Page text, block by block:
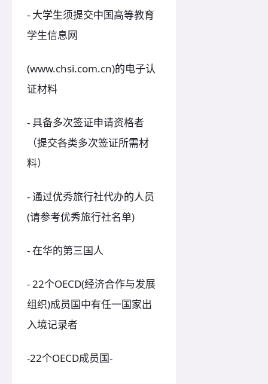
- 大学生须提交中国高等教育
学生信息网
(www.chsi.com.cn)的电子认
证材料
- 具备多次签证申请资格者
（提交各类多次签证所需材
料）
- 通过优秀旅行社代办的人员
(请参考优秀旅行社名单)
- 在华的第三国人
- 22个OECD(经济合作与发展
组织)成员国中有任一国家出
入境记录者
-22个OECD成员国-